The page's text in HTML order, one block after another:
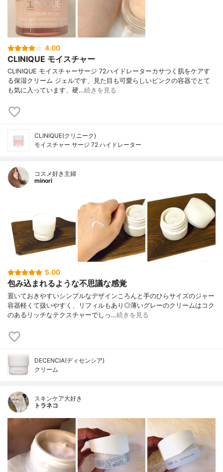
4.00
CLINIQUE モイスチャー
CLINIQUE モイスチャーサージ 72ハイドレーターカサつく肌をケアす
る保湿クリーム ジェルです、見た目も可愛らしいピンクの容器でとて
も気に入っています、硬…続きを見る
CLINIQUE(クリニーク)
モイスチャー サージ 72 ハイドレーター
コスメ好き主婦
minori
5.00
包み込まれるような不思議な感覚
置いておきやすいシンプルなデザインころんと手のひらサイズのジャー
容器軽くて扱いやすく、リフィルもあり◎薄いグレーのクリームはコク
のあるリッチなテクスチャーでしっ…続きを見る
DECENCIA(ディセンシア)
クリーム
スキンケア大好き
トラネコ